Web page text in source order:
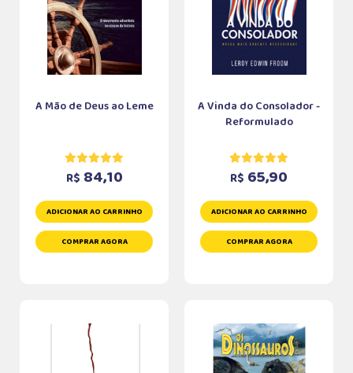
A Mão de Deus ao Leme
R$ 84,10
ADICIONAR AO CARRINHO
COMPRAR AGORA
A Vinda do Consolador -
Reformulado
R$ 65,90
ADICIONAR AO CARRINHO
COMPRAR AGORA